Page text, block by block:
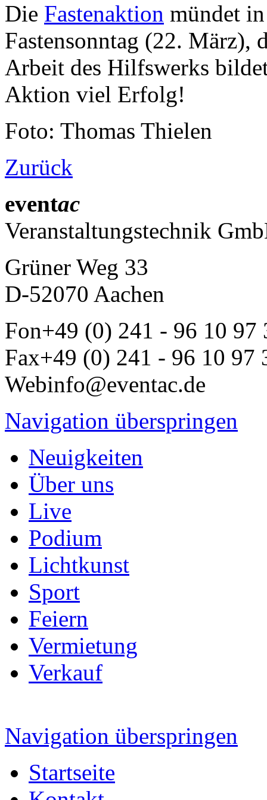
Die Fastenaktion mündet
Fastensonntag (22. März),
Arbeit des Hilfswerks
Aktion viel Erfolg!
Foto: Thomas Thielen
Zurück
eventac
Veranstaltungstechnik
Grüner Weg 33
D-52070 Aachen
Fon+49 (0) 241 - 96 10 97
Fax+49 (0) 241 - 96 10 97
Webinfo@eventac.de
Navigation überspringen
Neuigkeiten
Über uns
Live
Podium
Lichtkunst
Sport
Feiern
Vermietung
Verkauf
Navigation überspringen
Startseite